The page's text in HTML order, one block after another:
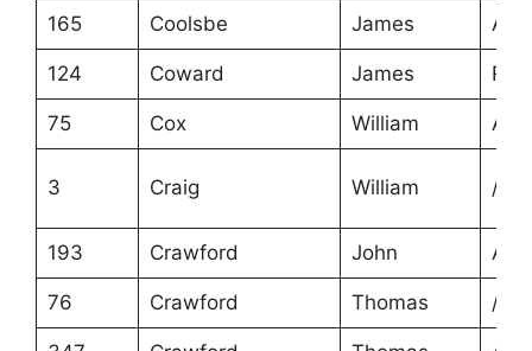
165 Coolsbe James
124 Coward James
75 Cox William
3 Craig William /
193 Crawford John
76 Crawford Thomas /